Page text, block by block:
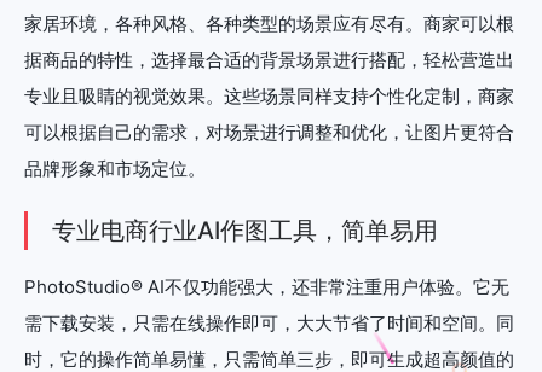
家居环境，各种风格、各种类型的场景应有尽有。商家可以根
据商品的特性，选择最合适的背景场景进行搭配，轻松营造出
专业且吸睛的视觉效果。这些场景同样支持个性化定制，商家
可以根据自己的需求，对场景进行调整和优化，让图片更符合
品牌形象和市场定位。
专业电商行业AI作图工具，简单易用
PhotoStudio® AI不仅功能强大，还非常注重用户体验。它无
需下载安装，只需在线操作即可，大大节省了时间和空间。同
时，它的操作简单易懂，只需简单三步，即可生成超高颜值的